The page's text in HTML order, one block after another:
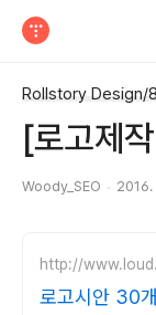
Rollstory Design/
[로고제
Woody_SEO 2016.
http://
로고시안 30